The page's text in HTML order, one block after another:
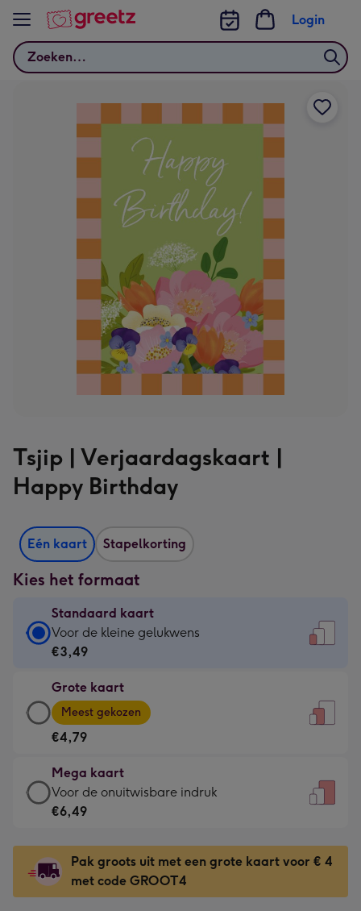
Bekijk meer
Zoeken
Login
Tsjip | Verjaardagskaart |
Happy Birthday
Eén kaart Stapelkorting
Kies het formaat
Standaard kaart
Standaard
kaart
€3,49
-
Voor
kleine
gelukwens
-
120
x
160
mm
Voor de kleine gelukwens
€3,49
Grote kaart
Grote
kaart
-
€4,79
-
Meest
gekozen
Dimensions:
167
x
Meest gekozen
€4,79
Mega kaart
Mega
kaart
€6,49
-
Voor
Voor de onuitwisbare indruk
€6,49
Pak groots uit met een grote kaart voor € 4
met code GROOT4